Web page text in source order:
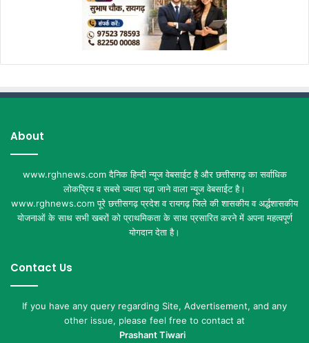
About
www.rghnews.com दैनिक हिन्दी न्यूज वेबसाईट है और छत्तीसगढ़ का सर्वाधिक
लोकप्रिय व सबसे ज्यादा पढ़ा जाने वाला न्यूज वेबसाईट है।
www.rghnews.com पूरे छत्तीसगढ़ प्रदेश व रायगढ़ जिले की शासकीय व अर्द्धशासकीय
योजनाओं के साथ सभी खबरों को प्राथमिकता के साथ प्रसारित करने में अपना महत्वपूर्ण
योगदान देता है।
Contact Us
If you have any query regarding Site, Advertisement, and any
other issue, please feel free to contact at
Prashant Tiwari